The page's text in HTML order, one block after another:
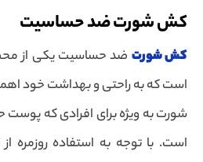
کش شورت ضد حساسیت
کش شورت ضد حساسیت یکی از
است که به راحتی و بهداشت خود
شورت به ویژه برای افرادی که
است. با توجه به استفاده روزمره